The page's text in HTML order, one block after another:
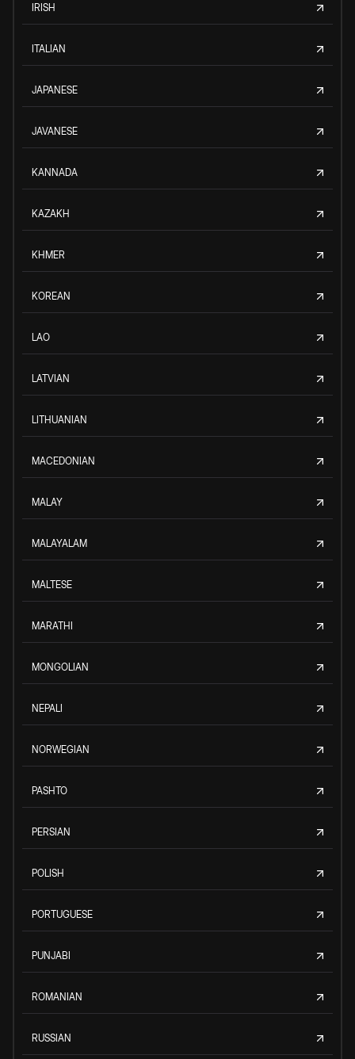
IRISH
ITALIAN
JAPANESE
JAVANESE
KANNADA
KAZAKH
KHMER
KOREAN
LAO
LATVIAN
LITHUANIAN
MACEDONIAN
MALAY
MALAYALAM
MALTESE
MARATHI
MONGOLIAN
NEPALI
NORWEGIAN
PASHTO
PERSIAN
POLISH
PORTUGUESE
PUNJABI
ROMANIAN
RUSSIAN